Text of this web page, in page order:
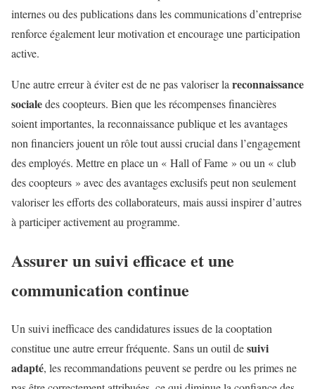
internes ou des publications dans les communications d’entreprise
renforce également leur motivation et encourage une participation
active.
Une autre erreur à éviter est de ne pas valoriser la reconnaissance
socialedes coopteurs. Bien que les récompenses financières
soient importantes, la reconnaissance publique et les avantages
non financiers jouent un rôle tout aussi crucial dans l’engagement
des employés. Mettre en place un « Hall of Fame » ou un « club
des coopteurs » avec des avantages exclusifs peut non seulement
valoriser les efforts des collaborateurs, mais aussi inspirer d’autres
à participer activement au programme.
Assurer un suivi efficace et une
communication continue
Un suivi inefficace des candidatures issues de la cooptation
constitue une autre erreur fréquente. Sans un outil desuivi
adapté, les recommandations peuvent se perdre ou les primes ne